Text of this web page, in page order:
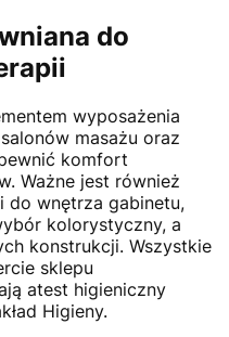
do
wyposażenia
masażu oraz
komfort
Ważne jest również
do wnętrza gabinetu,
kolorystyczny, a
konstrukcji. Wszystkie
sklepu
atest higieniczny
Higieny.